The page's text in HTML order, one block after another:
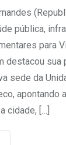
pública,
para
destacou sua
sede da
apontando
cidade, […]